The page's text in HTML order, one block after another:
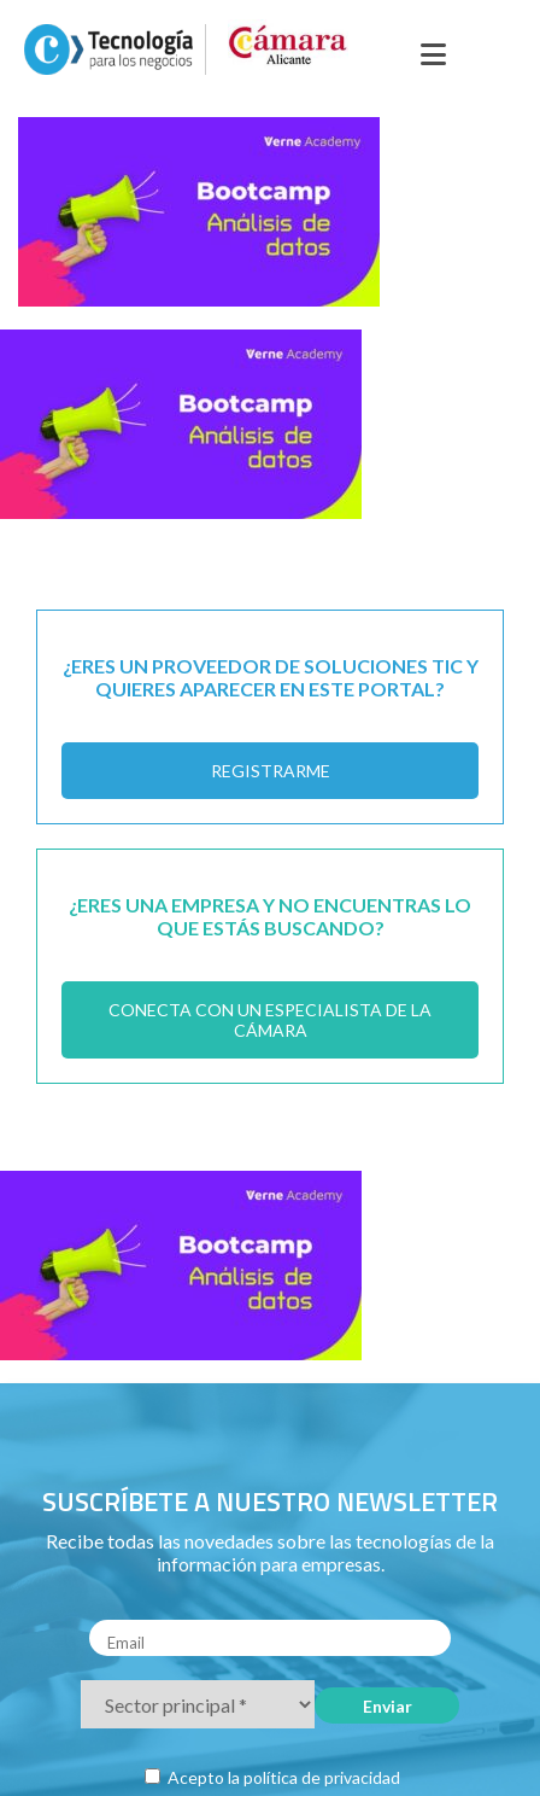
¿ERES UN PROVEEDOR DE SOLUCIONES TIC Y
QUIERES APARECER EN ESTE PORTAL?
REGISTRARME
¿ERES UNA EMPRESA Y NO ENCUENTRAS LO
QUE ESTÁS BUSCANDO?
CONECTA CON UN ESPECIALISTA DE LA
CÁMARA
SUSCRÍBETE A NUESTRO NEWSLETTER
Recibe todas las novedades sobre las tecnologías de la
información para empresas.
Acepto la política de privacidad